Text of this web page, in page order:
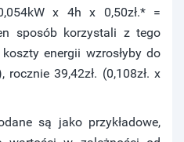
x 4h x 0,50zł.* =
sposób korzystali z tego
energii wzrosłyby do
rocznie 39,42zł. (0,108zł. x
są jako przykładowe,